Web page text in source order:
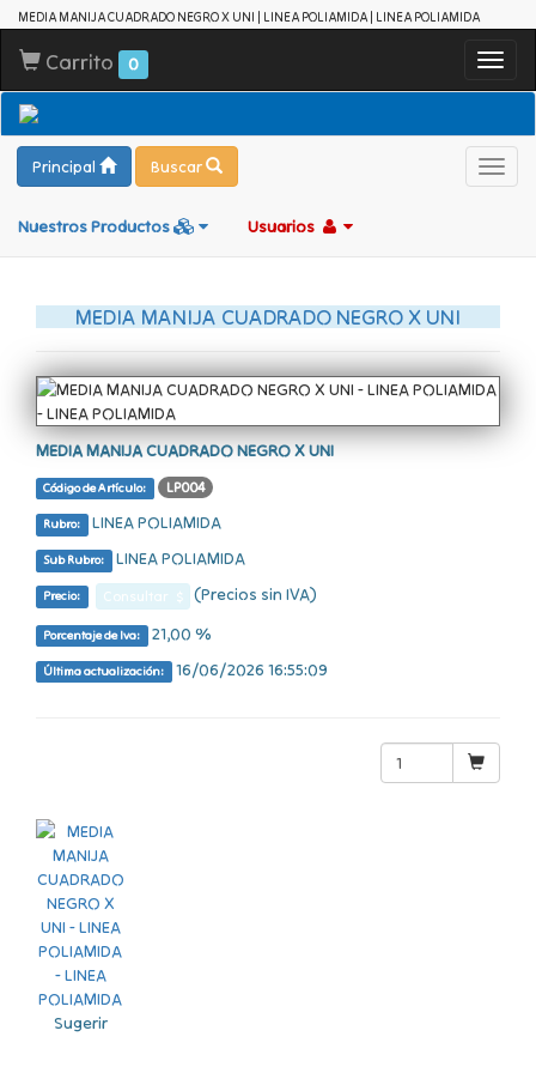
MEDIA MANIJA CUADRADO NEGRO X UNI | LINEA POLIAMIDA | LINEA POLIAMIDA
Carrito 0
Principal Buscar
Nuestros Productos Usuarios
MEDIA MANIJA CUADRADO NEGRO X UNI
MEDIA MANIJA CUADRADO NEGRO X UNI
Código de Artículo: LP004
Rubro: LINEA POLIAMIDA
Sub Rubro: LINEA POLIAMIDA
Precio: Consultar $ (Precios sin IVA)
Porcentaje de Iva: 21,00 %
Última actualización: 16/06/2026 16:55:09
Sugerir